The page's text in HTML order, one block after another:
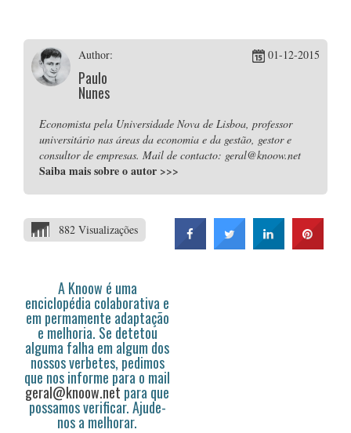
Author:
Paulo
Nunes
01-12-2015
Economista pela Universidade Nova de Lisboa, professor
universitário nas áreas da economia e da gestão, gestor e
consultor de empresas. Mail de contacto: geral@knoow.net
Saiba mais sobre o autor >>>
882 Visualizações
A Knoow é uma
enciclopédia colaborativa e
em permamente adaptação
e melhoria. Se detetou
alguma falha em algum dos
nossos verbetes, pedimos
que nos informe para o mail
geral@knoow.net para que
possamos verificar. Ajude-
nos a melhorar.